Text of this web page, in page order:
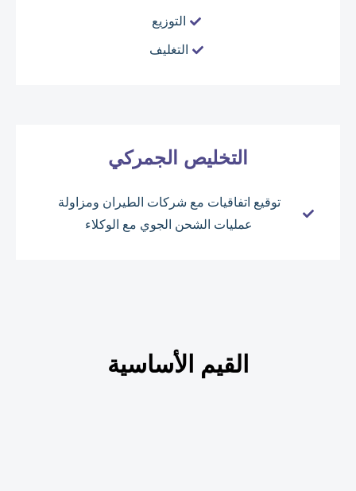
التوزيع
التغليف
التخليص الجمركي
توقيع اتفاقيات مع شركات الطيران ومزاولة
عمليات الشحن الجوي مع الوكلاء
القيم الأساسية